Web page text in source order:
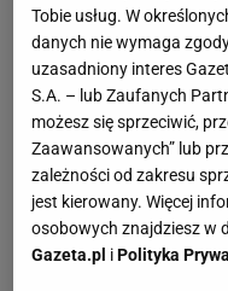
Tobie usług. W
danych nie wymaga
uzasadniony interes
S.A. – lub Zaufanych
możesz się sprzeciwić,
Zaawansowanych” lub
zależności od zakresu
jest kierowany. Więcej
osobowych znajdziesz w
Gazeta.pl iPolityka